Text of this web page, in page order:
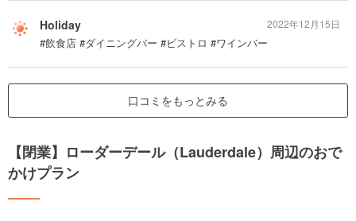
Holiday
#飲食店 #ダイニングバー #ビストロ #ワインバー
2022年12月15日
口コミをもっとみる
【閉業】ローダーデール（Lauderdale）周辺のおで
かけプラン